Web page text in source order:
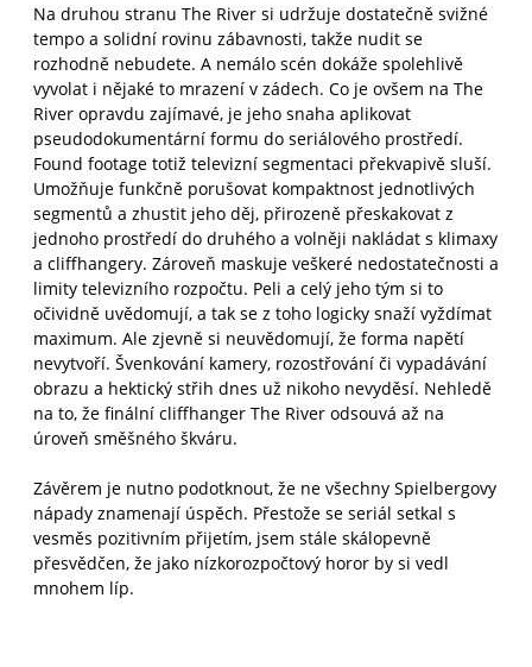
Na druhou stranu The River si udržuje dostatečně svižné
tempo a solidní rovinu zábavnosti, takže nudit se
rozhodně nebudete. A nemálo scén dokáže spolehlivě
vyvolat i nějaké to mrazení v zádech. Co je ovšem na The
River opravdu zajímavé, je jeho snaha aplikovat
pseudodokumentární formu do seriálového prostředí.
Found footage totiž televizní segmentaci překvapivě sluší.
Umožňuje funkčně porušovat kompaktnost jednotlivých
segmentů a zhustit jeho děj, přirozeně přeskakovat z
jednoho prostředí do druhého a volněji nakládat s klimaxy
a cliffhangery. Zároveň maskuje veškeré nedostatečnosti a
limity televizního rozpočtu. Peli a celý jeho tým si to
očividně uvědomují, a tak se z toho logicky snaží vyždímat
maximum. Ale zjevně si neuvědomují, že forma napětí
nevytvoří. Švenkování kamery, rozostřování či vypadávání
obrazu a hektický střih dnes už nikoho nevyděsí. Nehledě
na to, že finální cliffhanger The River odsouvá až na
úroveň směšného škváru.
Závěrem je nutno podotknout, že ne všechny Spielbergovy
nápady znamenají úspěch. Přestože se seriál setkal s
vesměs pozitivním přijetím, jsem stále skálopevně
přesvědčen, že jako nízkorozpočtový horor by si vedl
mnohem líp.